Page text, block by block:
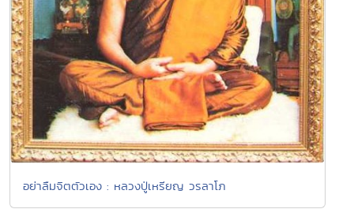
อย่าลืมจิตตัวเอง : หลวงปู่เหรียญ วรลาโภ